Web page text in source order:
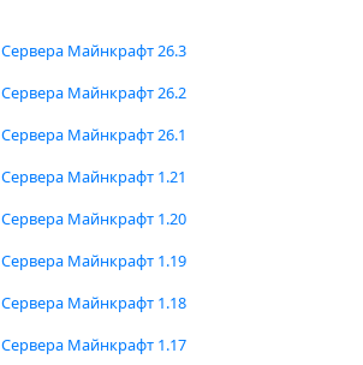
Сервера Майнкрафт 26.3
Сервера Майнкрафт 26.2
Сервера Майнкрафт 26.1
Сервера Майнкрафт 1.21
Сервера Майнкрафт 1.20
Сервера Майнкрафт 1.19
Сервера Майнкрафт 1.18
Сервера Майнкрафт 1.17